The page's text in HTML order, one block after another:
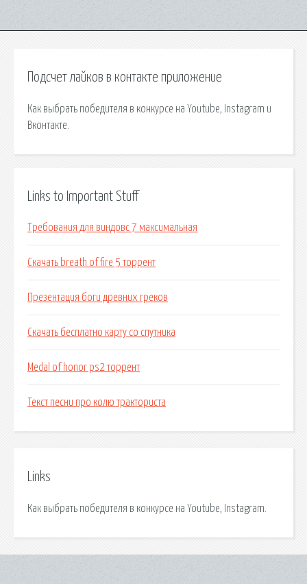
Подсчет лайков в контакте приложение
Как выбрать победителя в конкурсе на Youtube, Instagram и
Вконтакте.
Links to Important Stuff
Требования для виндовс 7 максимальная
Скачать breath of fire 5 торрент
Презентация боги древних греков
Скачать бесплатно карту со спутника
Medal of honor ps2 торрент
Текст песни про колю тракториста
Links
Как выбрать победителя в конкурсе на Youtube, Instagram.